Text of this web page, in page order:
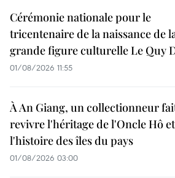
Cérémonie nationale pour le
tricentenaire de la naissance de
grande figure culturelle Le Quy
01/08/2026 11:55
À An Giang, un collectionneur
revivre l'héritage de l'Oncle Hô et
l'histoire des îles du pays
01/08/2026 03:00